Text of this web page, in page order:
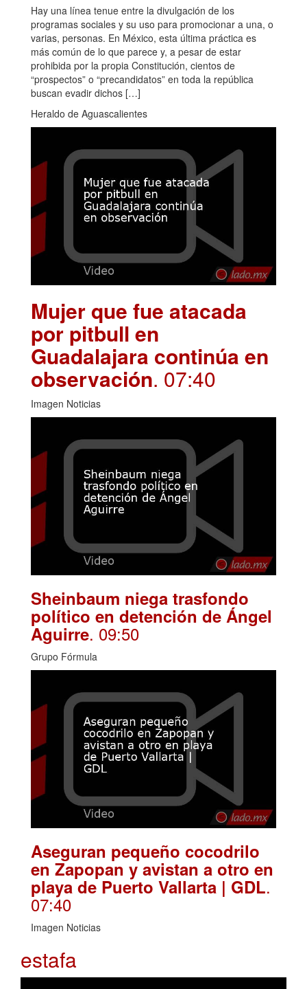
Hay una línea tenue entre la divulgación de los
programas sociales y su uso para promocionar a una, o
varias, personas. En México, esta última práctica es
más común de lo que parece y, a pesar de estar
prohibida por la propia Constitución, cientos de
“prospectos” o “precandidatos” en toda la república
buscan evadir dichos […]
Heraldo de Aguascalientes
Mujer que fue atacada
por pitbull en
Guadalajara continúa en
observación. 07:40
Imagen Noticias
Sheinbaum niega trasfondo
político en detención de Ángel
Aguirre. 09:50
Grupo Fórmula
Aseguran pequeño cocodrilo
en Zapopan y avistan a otro en
playa de Puerto Vallarta | GDL.
07:40
Imagen Noticias
estafa